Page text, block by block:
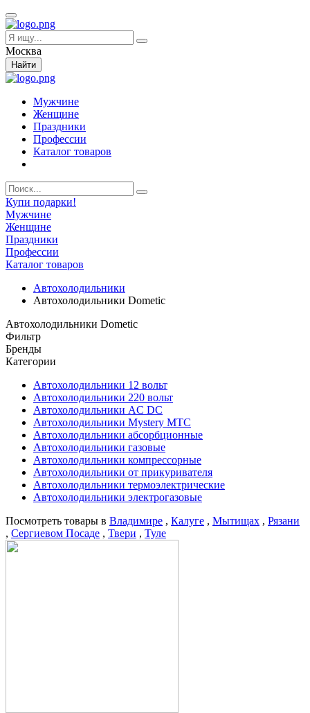
Москва
Найти
Мужчине
Женщине
Праздники
Профессии
Каталог товаров
Купи подарки!
Мужчине
Женщине
Праздники
Профессии
Каталог товаров
Автохолодильники
Автохолодильники Dometic
Автохолодильники Dometic
Фильтр
Бренды
Категории
Автохолодильники 12 вольт
Автохолодильники 220 вольт
Автохолодильники AC DC
Автохолодильники Mystery MTC
Автохолодильники абсорбционные
Автохолодильники газовые
Автохолодильники компрессорные
Автохолодильники от прикуривателя
Автохолодильники термоэлектрические
Автохолодильники электрогазовые
Посмотреть товары в Владимире , Калуге , Мытищах , Рязани
, Сергиевом Посаде , Твери , Туле